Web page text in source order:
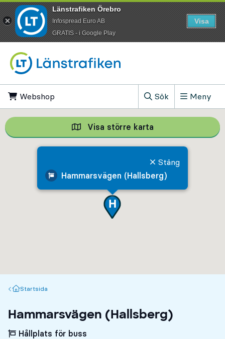
Webshop
Sök
, Visa sökfältet
Meny
Hammarsvägen (Hallsberg)
Stäng
Visa större karta Visa större
Startsida
Startsida
Hammarsvägen (Hallsberg)
Hållplats för buss
Länstrafiken Örebro
Infospread Euro AB
​GRATIS - i Google Play
Visa